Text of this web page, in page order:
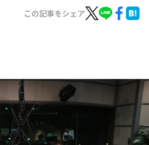
この記事をシェア